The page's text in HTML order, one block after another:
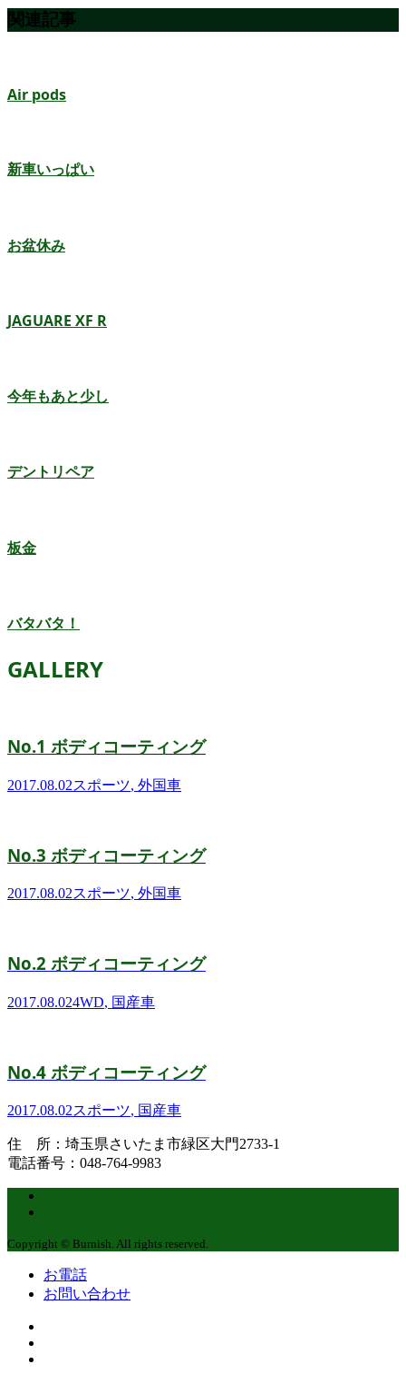
関連記事
Air pods
新車いっぱい
お盆休み
JAGUARE XF R
今年もあと少し
デントリペア
板金
バタバタ！
GALLERY
No.1 ボディコーティング
2017.08.02スポーツ, 外国車
No.3 ボディコーティング
2017.08.02スポーツ, 外国車
No.2 ボディコーティング
2017.08.024WD, 国産車
No.4 ボディコーティング
2017.08.02スポーツ, 国産車
住 所：埼玉県さいたま市緑区大門2733-1
電話番号：048-764-9983
Copyright © Burnish. All rights reserved.
お電話
お問い合わせ